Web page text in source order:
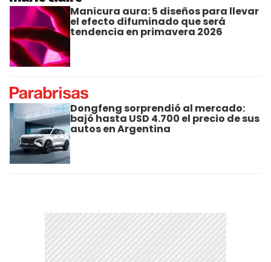
Manicura aura: 5 diseños para llevar
el efecto difuminado que será
tendencia en primavera 2026
Dongfeng sorprendió al mercado:
bajó hasta USD 4.700 el precio de sus
autos en Argentina